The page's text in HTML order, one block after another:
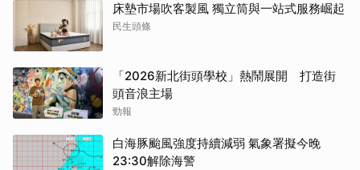
床墊市場吹客製風 獨立筒與一站式服務崛起
民生頭條
「2026新北街頭學校」熱鬧展開 打造街
頭音浪主場
勁報
白海豚颱風強度持續減弱 氣象署擬今晚
23:30解除海警